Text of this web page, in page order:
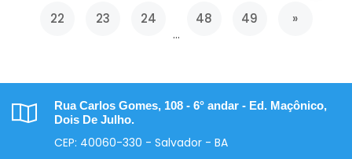
22 23 24
...
48 49 »Próxima
Rua Carlos Gomes, 108 - 6° andar - Ed. Maçônico,
Dois De Julho.
CEP: 40060-330 - Salvador - BA